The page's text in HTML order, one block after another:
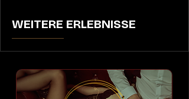
WEITERE ERLEBNISSE